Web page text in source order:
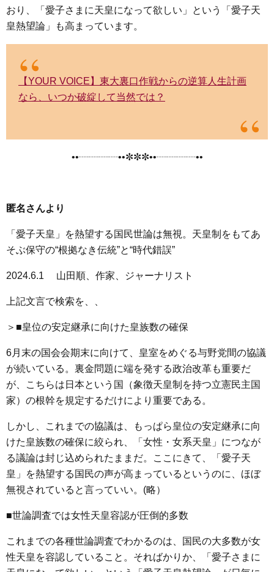
おり、「愛子さまに天皇になって欲しい」という「愛子天
皇熱望論」も高まっています。
【YOUR VOICE】東大裏口作戦からの逆算人生計画
なら、いつか破綻して当然では？
••┈┈┈┈••✼✼✼••┈┈┈┈••
匿名さんより
「愛子天皇」を熱望する国民世論は無視。天皇制をもてあ
そぶ保守の“根拠なき伝統”と“時代錯誤”
2024.6.1 山田順、作家、ジャーナリスト
上記文言で検索を、、
＞■皇位の安定継承に向けた皇族数の確保
6月末の国会会期末に向けて、皇室をめぐる与野党間の協議
が続いている。裏金問題に端を発する政治改革も重要だ
が、こちらは日本という国（象徴天皇制を持つ立憲民主国
家）の根幹を規定するだけにより重要である。
しかし、これまでの協議は、もっぱら皇位の安定継承に向
けた皇族数の確保に絞られ、「女性・女系天皇」につなが
る議論は封じ込められたままだ。ここにきて、「愛子天
皇」を熱望する国民の声が高まっているというのに、ほぼ
無視されていると言っていい。(略）
■世論調査では女性天皇容認が圧倒的多数
これまでの各種世論調査でわかるのは、国民の大多数が女
性天皇を容認していること。そればかりか、「愛子さまに